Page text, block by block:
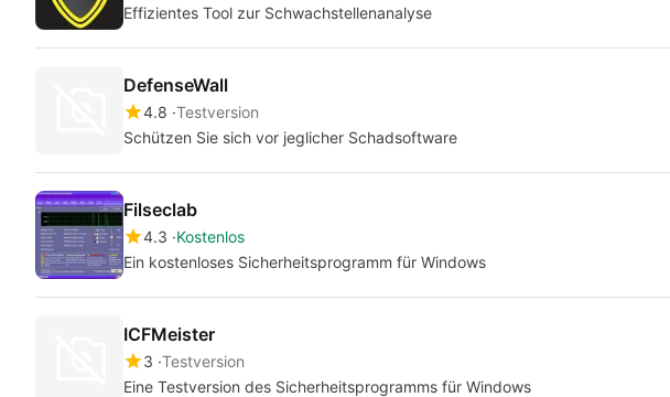
Effizientes Tool zur Schwachstellenanalyse
DefenseWall
4.8 Testversion
Schützen Sie sich vor jeglicher Schadsoftware
Filseclab
4.3 Kostenlos
Ein kostenloses Sicherheitsprogramm für Windows
ICFMeister
3 Testversion
Eine Testversion des Sicherheitsprogramms für Windows